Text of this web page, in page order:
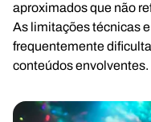
aproximados que não
As limitações técnicas
frequentemente
conteúdos envolventes.